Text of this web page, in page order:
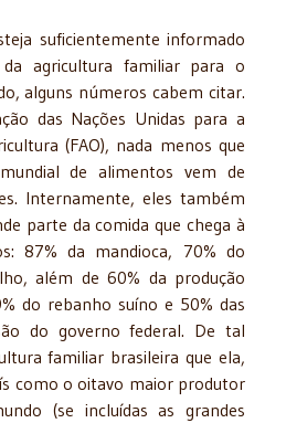
suficientemente informado
agricultura familiar para o
alguns números cabem citar.
das Nações Unidas para a
(FAO), nada menos que
de alimentos vem de
Internamente, eles também
parte da comida que chega à
87% da mandioca, 70% do
além de 60% da produção
do rebanho suíno e 50% das
do governo federal. De tal
familiar brasileira que ela,
como o oitavo maior produtor
(se incluídas as grandes